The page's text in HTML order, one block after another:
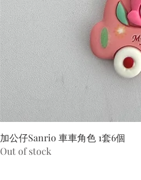
加公仔Sanrio 車車角色 1套6個
Out of stock